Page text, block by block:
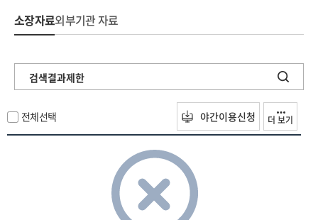
소장자료외부기관 자료
검색결과제한
전체선택 야간이용신청 더 보기